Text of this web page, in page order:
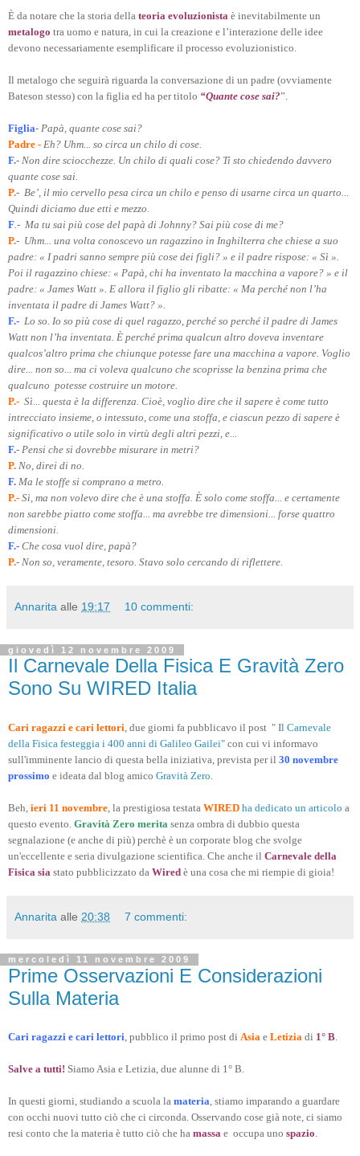
È da notare che la storia della teoria evoluzionista è inevitabilmente un
metalogo tra uomo e natura, in cui la creazione e l’interazione delle idee
devono necessariamente esemplificare il processo evoluzionistico.
Il metalogo che seguirà riguarda la conversazione di un padre (ovviamente
Bateson stesso) con la figlia ed ha per titolo “Quante cose sai?”.
Figlia- Papà, quante cose sai?
Padre - Eh? Uhm... so circa un chilo di cose.
F.- Non dire sciocchezze. Un chilo di quali cose? Ti sto chiedendo davvero
quante cose sai.
P.- Be’, il mio cervello pesa circa un chilo e penso di usarne circa un quarto...
Quindi diciamo due etti e mezzo.
F .- Ma tu sai più cose del papà di Johnny? Sai più cose di me?
P.- Uhm... una volta conoscevo un ragazzino in Inghilterra che chiese a suo
padre: « I padri sanno sempre più cose dei figli? » e il padre rispose: « Sì ».
Poi il ragazzino chiese: « Papà, chi ha inventato la macchina a vapore? » e il
padre: « James Watt ». E allora il figlio gli ribatte: « Ma perché non l’ha
inventata il padre di James Watt? ».
F.- Lo so. Io so più cose di quel ragazzo, perché so perché il padre di James
Watt non l’ha inventata. È perché prima qualcun altro doveva inventare
qualcos’altro prima che chiunque potesse fare una macchina a vapore. Voglio
dire... non so... ma ci voleva qualcuno che scoprisse la benzina prima che
qualcuno potesse costruire un motore.
P.- Sì... questa è la differenza. Cioè, voglio dire che il sapere è come tutto
intrecciato insieme, o intessuto, come una stoffa, e ciascun pezzo di sapere è
significativo o utile solo in virtù degli altri pezzi, e...
F.- Pensi che si dovrebbe misurare in metri?
P. No, direi di no.
F. Ma le stoffe si comprano a metro.
P.- Sì, ma non volevo dire che è una stoffa. È solo come stoffa... e certamente
non sarebbe piatto come stoffa... ma avrebbe tre dimensioni... forse quattro
dimensioni.
F.- Che cosa vuol dire, papà?
P.- Non so, veramente, tesoro. Stavo solo cercando di riflettere.
Annarita alle 19:17 10 commenti:
giovedì 12 novembre 2009
Il Carnevale Della Fisica E Gravità Zero
Sono Su WIRED Italia
Cari ragazzi e cari lettori , due giorni fa pubblicavo il post " Il Carnevale
della Fisica festeggia i 400 anni di Galileo Gailei" con cui vi informavo
sull'imminente lancio di questa bella iniziativa, prevista per il 30 novembre
prossimo e ideata dal blog amico Gravità Zero
Beh, ieri 11 novembre , la prestigiosa testata WIRED ha dedicato un articolo a
questo evento. Gravità Zero merita senza ombra di dubbio questa
segnalazione (e anche di più) perchè è un corporate blog che svolge
un'eccellente e seria divulgazione scientifica. Che anche il Carnevale della
Fisica sia stato pubblicizzato da Wired è una cosa che mi riempie di gioia!
Annarita alle 20:38 7 commenti:
mercoledì 11 novembre 2009
Prime Osservazioni E Considerazioni
Sulla Materia
Cari ragazzi e cari lettori, pubblico il primo post di Asia e Letizia di 1° B.
Salve a tutti! Siamo Asia e Letizia, due alunne di 1° B.
In questi giorni, studiando a scuola la materia, stiamo imparando a guardare
con occhi nuovi tutto ciò che ci circonda. Osservando cose già note, ci siamo
resi conto che la materia è tutto ciò che ha massa e occupa uno spazio.